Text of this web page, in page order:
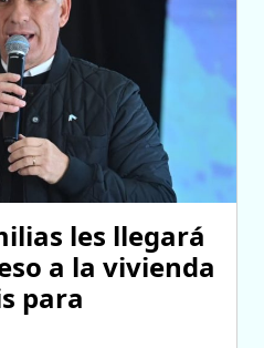
les llegará
a la vivienda
para